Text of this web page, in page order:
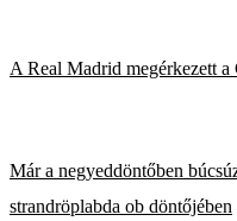
A Real Madrid megérkezett
Már a negyeddöntőben
strandröplabda ob döntőjében